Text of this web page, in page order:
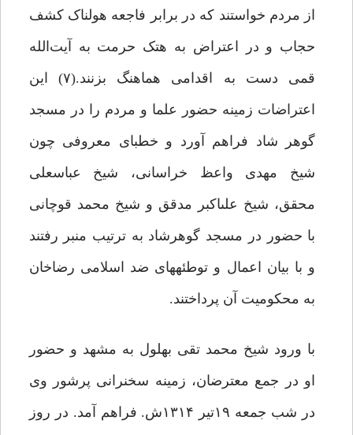
از مردم ‏خواستند که در برابر فاجعه هولناک کشف
حجاب و در اعتراض به هتک حرمت به آیت‌الله
قمی دست به اقدامى هماهنگ بزنند.(۷) این
اعتراضات زمینه حضور علما و مردم را در مسجد
گوهر شاد فراهم آورد و خطباى معروفی چون
شیخ مهدى واعظ خراسانى، شیخ عباسعلى
محقق، شیخ على‏اکبر مدقق و شیخ محمد قوچانى
با حضور در مسجد گوهرشاد به ترتیب منبر رفتند
و با بیان اعمال و توطئه‏هاى ضد اسلامى رضاخان
به محکومیت آن ‏پرداختند.
با ورود شیخ محمد تقى بهلول به مشهد و حضور
او در جمع معترضان، ‌زمینه سخنرانی پرشور وی
در شب جمعه ۱۹تیر ۱۳۱۴ش. فراهم آمد. در روز